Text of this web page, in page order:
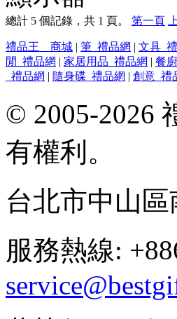
總計 5 個記錄，共 1 頁。 第一頁
禮品王 商城 | 筆_禮品網 | 文具_
閒_禮品網 | 家居用品_禮品網 | 餐
_禮品網 | 隨身碟_禮品網 | 創意_禮
© 2005-2026
有權利。
台北市中山
服務熱線: